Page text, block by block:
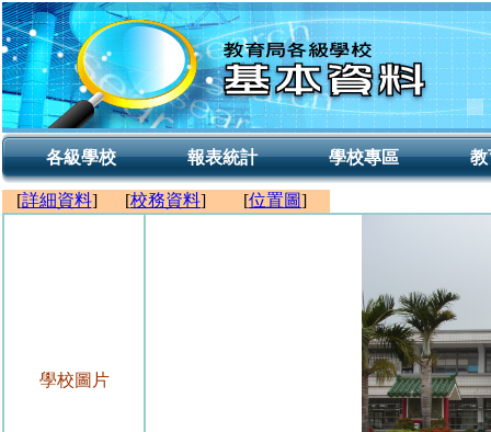
各級學校 報表統計 學校專區 教
[詳細資料] [校務資料] [位置圖]
學校圖片